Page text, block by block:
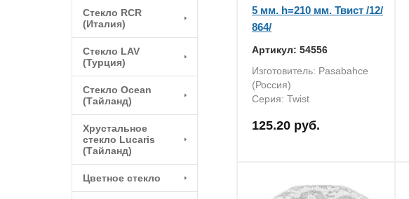
Стекло RCR
(Италия)
Стекло LAV
(Турция)
Стекло Ocean
(Тайланд)
Хрустальное
стекло Lucaris
(Тайланд)
Цветное стекло
5 мм. h=210 мм. Твист /12/
864/
Артикул: 54556
Изготовитель: Pasabahce
(Россия)
Серия: Twist
125.20 руб.